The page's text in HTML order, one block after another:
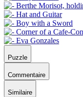
Puzzle
Commentaire
Similaire